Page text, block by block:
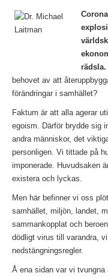
rädsla.
behovet av att
förändringar i samhället?
Faktum är att alla agerar
egoism. Därför brydde sig
andra människor, det
personligen. Vi tittade på
imponerade. Huvudsaken
existera och lyckas.
Men här befinner vi oss
samhället, miljön, landet,
sammankopplat och
dödligt virus till varandra,
nedstängningsregler.
Å ena sidan var vi tvungna